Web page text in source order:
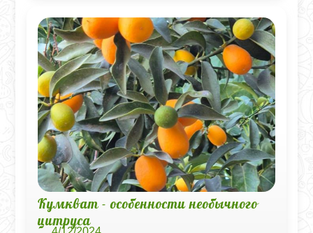
Кумкват - особенности необычного
цитруса